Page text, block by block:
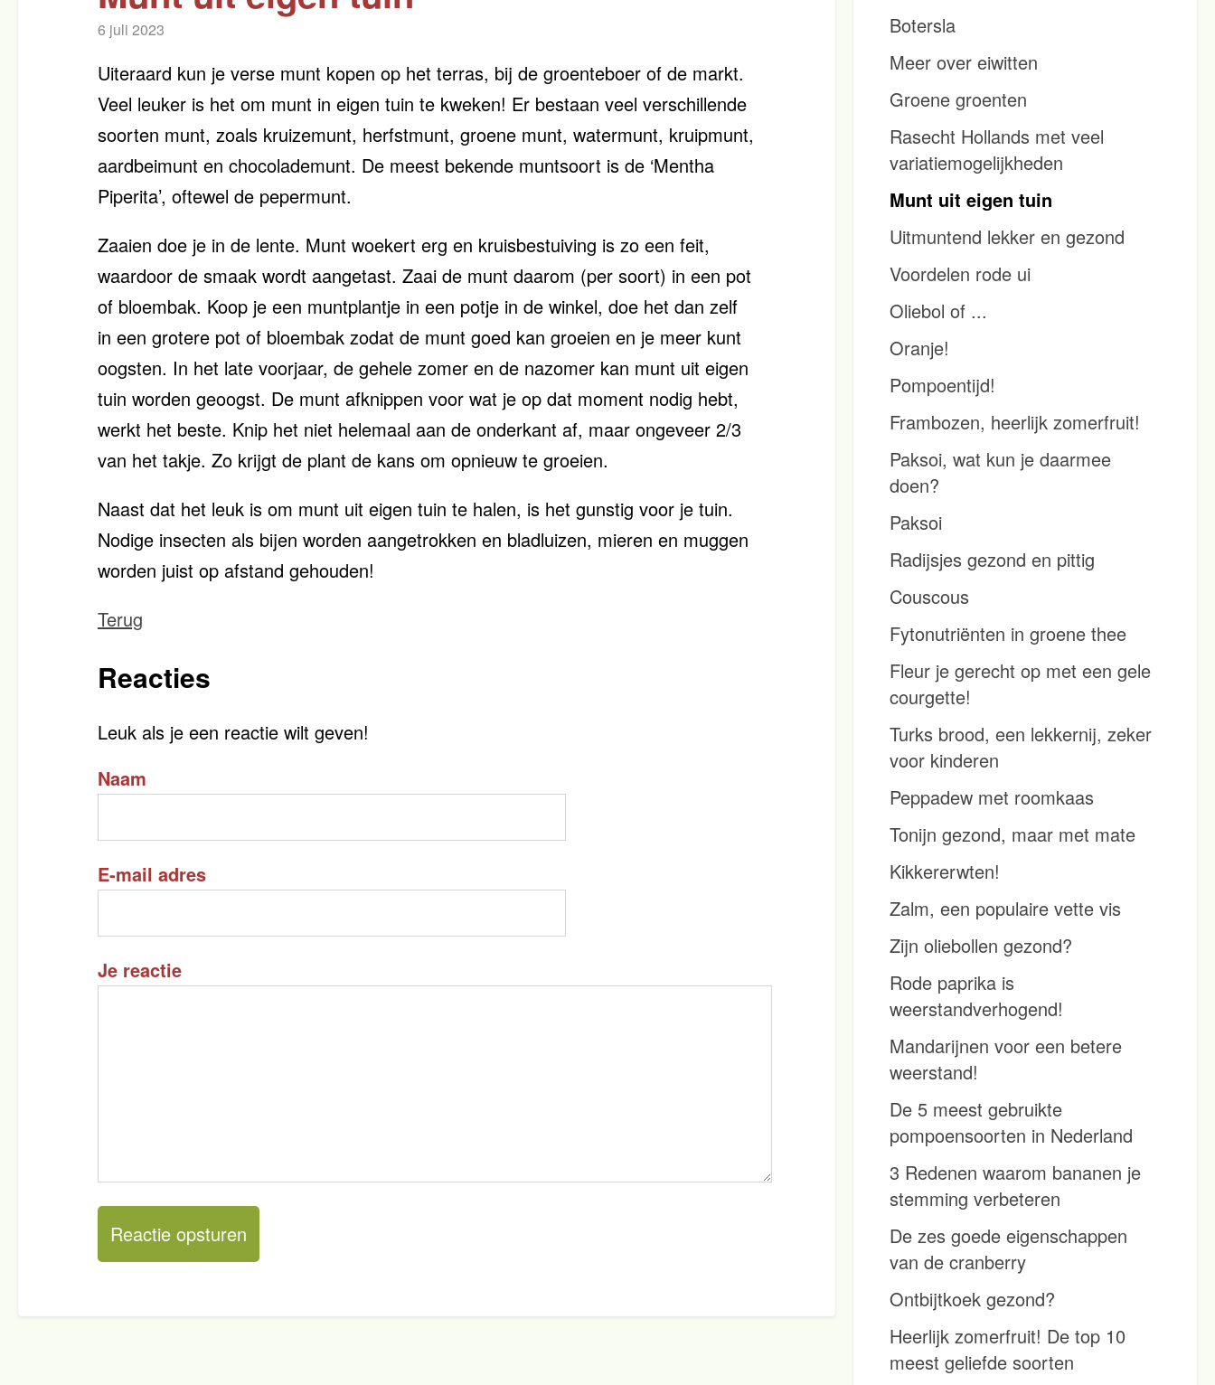
6 juli 2023
Uiteraard kun je verse munt kopen op het terras, bij de groenteboer of de markt.
Veel leuker is het om munt in eigen tuin te kweken! Er bestaan veel verschillende
soorten munt, zoals kruizemunt, herfstmunt, groene munt, watermunt, kruipmunt,
aardbeimunt en chocolademunt. De meest bekende muntsoort is de ‘Mentha
Piperita’, oftewel de pepermunt.
Zaaien doe je in de lente. Munt woekert erg en kruisbestuiving is zo een feit,
waardoor de smaak wordt aangetast. Zaai de munt daarom (per soort) in een pot
of bloembak. Koop je een muntplantje in een potje in de winkel, doe het dan zelf
in een grotere pot of bloembak zodat de munt goed kan groeien en je meer kunt
oogsten. In het late voorjaar, de gehele zomer en de nazomer kan munt uit eigen
tuin worden geoogst. De munt afknippen voor wat je op dat moment nodig hebt,
werkt het beste. Knip het niet helemaal aan de onderkant af, maar ongeveer 2/3
van het takje. Zo krijgt de plant de kans om opnieuw te groeien.
Naast dat het leuk is om munt uit eigen tuin te halen, is het gunstig voor je tuin.
Nodige insecten als bijen worden aangetrokken en bladluizen, mieren en muggen
worden juist op afstand gehouden!
Terug
Reacties
Leuk als je een reactie wilt geven!
Naam
E-mail adres
Je reactie
Botersla
Meer over eiwitten
Groene groenten
Rasecht Hollands met veel
variatiemogelijkheden
Munt uit eigen tuin
Uitmuntend lekker en gezond
Voordelen rode ui
Oliebol of ...
Oranje!
Pompoentijd!
Frambozen, heerlijk zomerfruit!
Paksoi, wat kun je daarmee
doen?
Paksoi
Radijsjes gezond en pittig
Couscous
Fytonutriënten in groene thee
Fleur je gerecht op met een gele
courgette!
Turks brood, een lekkernij, zeker
voor kinderen
Peppadew met roomkaas
Tonijn gezond, maar met mate
Kikkererwten!
Zalm, een populaire vette vis
Zijn oliebollen gezond?
Rode paprika is
weerstandverhogend!
Mandarijnen voor een betere
weerstand!
De 5 meest gebruikte
pompoensoorten in Nederland
3 Redenen waarom bananen je
stemming verbeteren
De zes goede eigenschappen
van de cranberry
Ontbijtkoek gezond?
Heerlijk zomerfruit! De top 10
meest geliefde soorten